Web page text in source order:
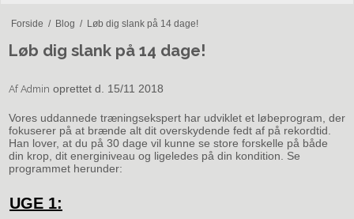
Forside / Blog / Løb dig slank på 14 dage!
Løb dig slank på 14 dage!
Af Admin oprettet d. 15/11 2018
Vores uddannede træningsekspert har udviklet et løbeprogram, der
fokuserer på at brænde alt dit overskydende fedt af på rekordtid.
Han lover, at du på 30 dage vil kunne se store forskelle på både
din krop, dit energiniveau og ligeledes på din kondition. Se
programmet herunder:
UGE 1: